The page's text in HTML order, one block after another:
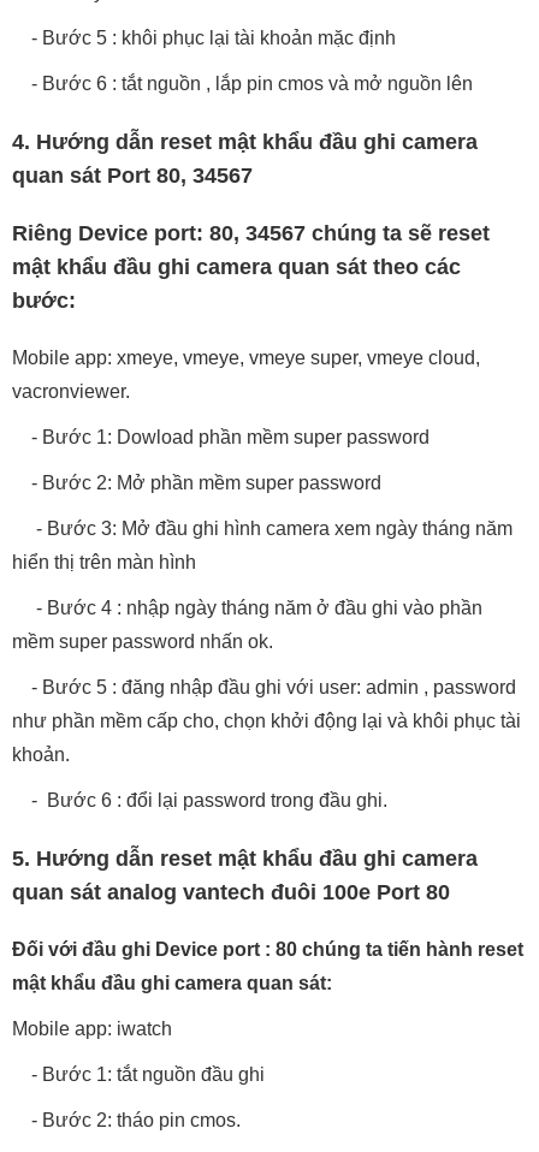
- Bước 5 : khôi phục lại tài khoản mặc định
- Bước 6 : tắt nguồn , lắp pin cmos và mở nguồn lên
4. Hướng dẫn reset mật khẩu đầu ghi camera
quan sát Port 80, 34567
Riêng Device port: 80, 34567 chúng ta sẽ reset
mật khẩu đầu ghi camera quan sát theo các
bước:
Mobile app: xmeye, vmeye, vmeye super, vmeye cloud,
vacronviewer.
- Bước 1: Dowload phần mềm super password
- Bước 2: Mở phần mềm super password
- Bước 3: Mở đầu ghi hình camera xem ngày tháng năm
hiển thị trên màn hình
- Bước 4 : nhập ngày tháng năm ở đầu ghi vào phần
mềm super password nhấn ok.
- Bước 5 : đăng nhập đầu ghi với user: admin , password
như phần mềm cấp cho, chọn khởi động lại và khôi phục tài
khoản.
- Bước 6 : đổi lại password trong đầu ghi.
5. Hướng dẫn reset mật khẩu đầu ghi camera
quan sát analog vantech đuôi 100e Port 80
Đối với đầu ghi Device port : 80 chúng ta tiến hành reset
mật khẩu đầu ghi camera quan sát:
Mobile app: iwatch
- Bước 1: tắt nguồn đầu ghi
- Bước 2: tháo pin cmos.